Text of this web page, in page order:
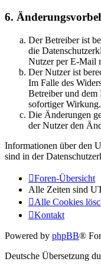
6.
Der Betreiber ist
die
Nutzer per E-Mail
Der Nutzer ist
Im Falle des
Betreiber und dem
sofortiger Wirkung.
Die Änderungen
der Nutzer den
Informationen über den
sind in der
Foren-Übersicht
Alle Zeiten sind
Alle Cookies
Kontakt
Powered by phpBB®
Deutsche Übersetzung